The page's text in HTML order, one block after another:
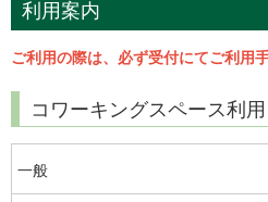
利用案内
ご利用の際は、必ず受付にてご利用
コワーキングスペース利用
一般